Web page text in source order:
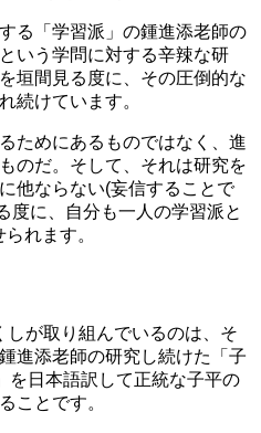
る「学習派」の鍾進添老師の
いう学問に対する辛辣な研
垣間見る度に、その圧倒的な
続けています。
ためにあるものではなく、進
のだ。そして、それは研究を
他ならない(妄信することで
度に、自分も一人の学習派と
れます。
が取り組んでいるのは、そ
進添老師の研究し続けた「子
を日本語訳して正統な子平の
ことです。